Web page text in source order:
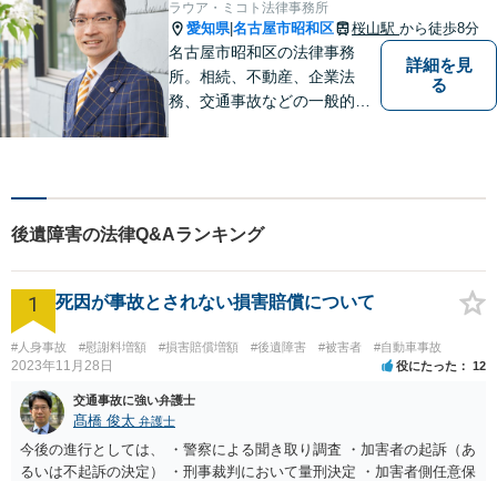
ラウア・ミコト法律事務所
愛知県|名古屋市昭和区 桜山駅 から徒歩8分
名古屋市昭和区の法律事務
所。相続、不動産、企業法
務、交通事故などの一般的な
料】【桜山駅より徒歩８分】
【駐車場あり】【オンライン
相談可】
詳細を見
る
後遺障害の法律Q&Aランキング
1 死因が事故とされない損害賠償について
#人身事故 #慰謝料増額 #損害賠償増額 #後遺障害 #被害者 #自動車事故
2023年11月28日 役にたった 12
交通事故に強い弁護士
髙橋 俊太 弁護士
今後の進行としては、 ・警察による聞き取り調査 ・加害者の起訴（あ
るいは不起訴の決定） ・刑事裁判において量刑決定 ・加害者側任意保